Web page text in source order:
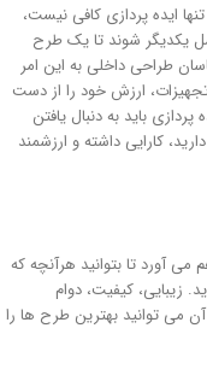
ایده پردازی کافی نیست،
یکدیگر شوند تا یک طرح
طراحی داخلی به این امر
ارزش خود را از دست
باید به دنبال یافتن
کارایی داشته و ارزشمند
آورد تا بتوانید هرآنچه که
زیبایی، کیفیت، دوام
توانید بهترین طرح ها را